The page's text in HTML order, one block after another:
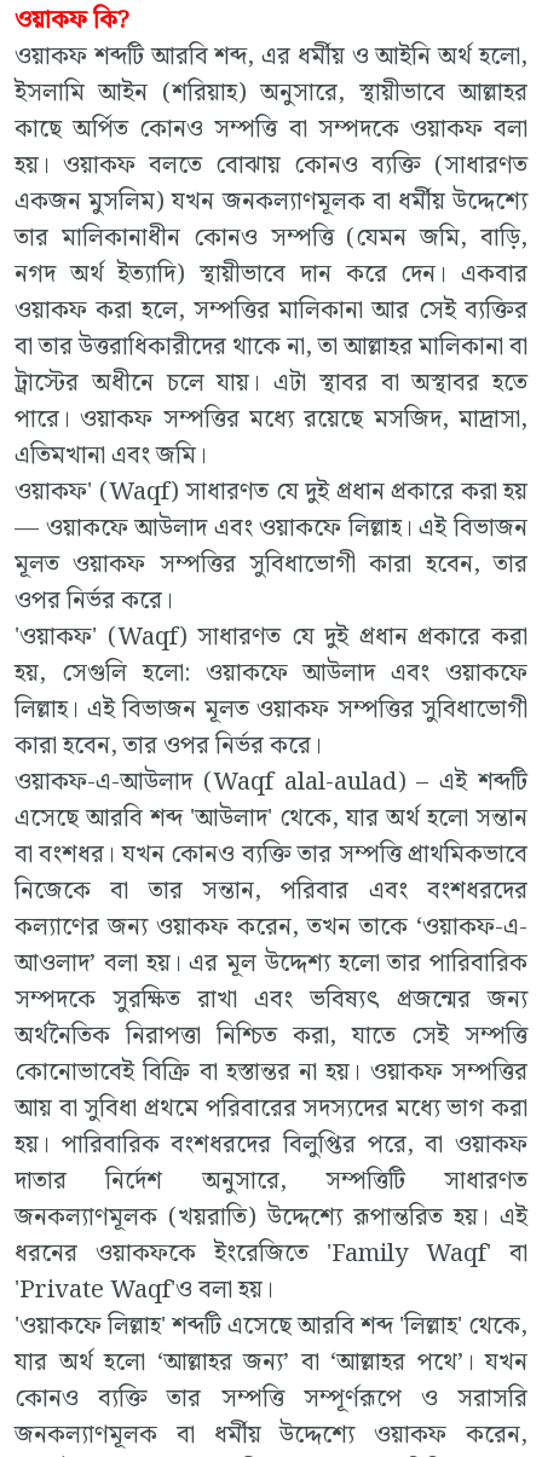
ওয়াকফ কি?
ওয়াকফ শব্দটি আরবি শব্দ, এর ধর্মীয় ও আইনি অর্থ হলো,
ইসলামি আইন (শরিয়াহ) অনুসারে, স্থায়ীভাবে আল্লাহর
কাছে অর্পিত কোনও সম্পত্তি বা সম্পদকে ওয়াকফ বলা
হয়। ওয়াকফ বলতে বোঝায় কোনও ব্যক্তি (সাধারণত
একজন মুসলিম) যখন জনকল্যাণমূলক বা ধর্মীয় উদ্দেশ্যে
তার মালিকানাধীন কোনও সম্পত্তি (যেমন জমি, বাড়ি,
নগদ অর্থ ইত্যাদি) স্থায়ীভাবে দান করে দেন। একবার
ওয়াকফ করা হলে, সম্পত্তির মালিকানা আর সেই ব্যক্তির
বা তার উত্তরাধিকারীদের থাকে না, তা আল্লাহর মালিকানা বা
ট্রাস্টের অধীনে চলে যায়। এটা স্থাবর বা অস্থাবর হতে
পারে। ওয়াকফ সম্পত্তির মধ্যে রয়েছে মসজিদ, মাদ্রাসা,
এতিমখানা এবং জমি।
ওয়াকফ' (Waqf) সাধারণত যে দুই প্রধান প্রকারে করা হয়
— ওয়াকফে আউলাদ এবং ওয়াকফে লিল্লাহ। এই বিভাজন
মূলত ওয়াকফ সম্পত্তির সুবিধাভোগী কারা হবেন, তার
ওপর নির্ভর করে।
'ওয়াকফ' (Waqf) সাধারণত যে দুই প্রধান প্রকারে করা
হয়, সেগুলি হলো: ওয়াকফে আউলাদ এবং ওয়াকফে
লিল্লাহ। এই বিভাজন মূলত ওয়াকফ সম্পত্তির সুবিধাভোগী
কারা হবেন, তার ওপর নির্ভর করে।
ওয়াকফ-এ-আউলাদ (Waqf alal-aulad) – এই শব্দটি
এসেছে আরবি শব্দ 'আউলাদ' থেকে, যার অর্থ হলো সন্তান
বা বংশধর। যখন কোনও ব্যক্তি তার সম্পত্তি প্রাথমিকভাবে
নিজেকে বা তার সন্তান, পরিবার এবং বংশধরদের
কল্যাণের জন্য ওয়াকফ করেন, তখন তাকে ‘ওয়াকফ-এ-
আওলাদ’ বলা হয়। এর মূল উদ্দেশ্য হলো তার পারিবারিক
সম্পদকে সুরক্ষিত রাখা এবং ভবিষ্যৎ প্রজন্মের জন্য
অর্থনৈতিক নিরাপত্তা নিশ্চিত করা, যাতে সেই সম্পত্তি
কোনোভাবেই বিক্রি বা হস্তান্তর না হয়। ওয়াকফ সম্পত্তির
আয় বা সুবিধা প্রথমে পরিবারের সদস্যদের মধ্যে ভাগ করা
হয়। পারিবারিক বংশধরদের বিলুপ্তির পরে, বা ওয়াকফ
দাতার নির্দেশ অনুসারে, সম্পত্তিটি সাধারণত
জনকল্যাণমূলক (খয়রাতি) উদ্দেশ্যে রূপান্তরিত হয়। এই
ধরনের ওয়াকফকে ইংরেজিতে 'Family Waqf' বা
'Private Waqf'ও বলা হয়।
'ওয়াকফে লিল্লাহ' শব্দটি এসেছে আরবি শব্দ 'লিল্লাহ' থেকে,
যার অর্থ হলো ‘আল্লাহর জন্য’ বা ‘আল্লাহর পথে’। যখন
কোনও ব্যক্তি তার সম্পত্তি সম্পূর্ণরূপে ও সরাসরি
জনকল্যাণমূলক বা ধর্মীয় উদ্দেশ্যে ওয়াকফ করেন,